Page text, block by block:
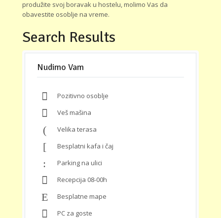
produžite svoj boravak u hostelu, molimo Vas da
obavestite osoblje na vreme.
Search Results
Nudimo Vam
Pozitivno osoblje
Veš mašina
Velika terasa
Besplatni kafa i čaj
Parking na ulici
Recepcija 08-00h
Besplatne mape
PC za goste